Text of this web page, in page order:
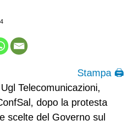
Stampa 🖨
Telecomunicazioni,
dopo la protesta
scelte del Governo sul